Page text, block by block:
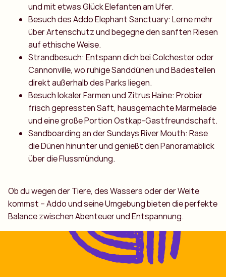
und mit etwas Glück Elefanten am Ufer.
Besuch des Addo Elephant Sanctuary: Lerne mehr
über Artenschutz und begegne den sanften Riesen
auf ethische Weise.
Strandbesuch: Entspann dich bei Colchester oder
Cannonville, wo ruhige Sanddünen und Badestellen
direkt außerhalb des Parks liegen.
Besuch lokaler Farmen und Zitrus Haine: Probier
frisch gepressten Saft, hausgemachte Marmelade
und eine große Portion Ostkap-Gastfreundschaft.
Sandboarding an der Sundays River Mouth: Rase
die Dünen hinunter und genießt den Panoramablick
über die Flussmündung.
Ob du wegen der Tiere, des Wassers oder der Weite
kommst – Addo und seine Umgebung bieten die perfekte
Balance zwischen Abenteuer und Entspannung.